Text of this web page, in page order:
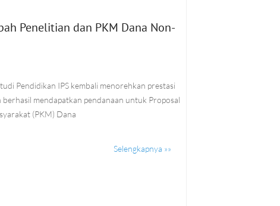
Penelitian dan PKM Dana Non-
Pendidikan IPS kembali menorehkan prestasi
mendapatkan pendanaan untuk Proposal
(PKM) Dana
Selengkapnya »»